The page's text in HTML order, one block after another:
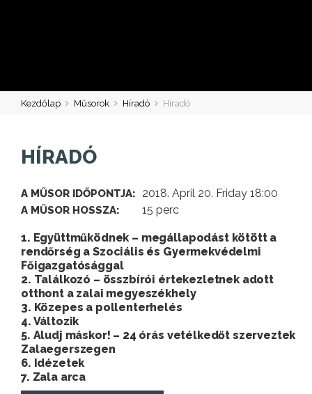
Kezdőlap Műsorok Híradó Híradó
HÍRADÓ
A MŰSOR IDŐPONTJA: 2018. April 20. Friday 18:00
A MŰSOR HOSSZA: 15 perc
1. Együttműködnek – megállapodást kötött a
rendőrség a Szociális és Gyermekvédelmi
Főigazgatósággal
2. Találkozó – összbírói értekezletnek adott
otthont a zalai megyeszékhely
3. Közepes a pollenterhelés
4. Változik
5. Aludj máskor! – 24 órás vetélkedőt szerveztek
Zalaegerszegen
6. Idézetek
7. Zala arca